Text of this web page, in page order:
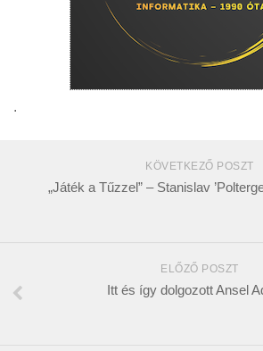
.
KÖVETKEZŐ POSZT
„Játék a Tűzzel” – Stanislav
ELŐZŐ POSZT
Itt és így dolgozott Ansel